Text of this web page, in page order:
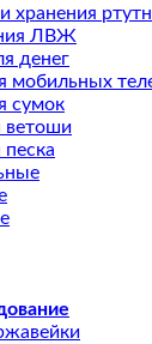
хранения
ЛВЖ
денег
мобильных
сумок